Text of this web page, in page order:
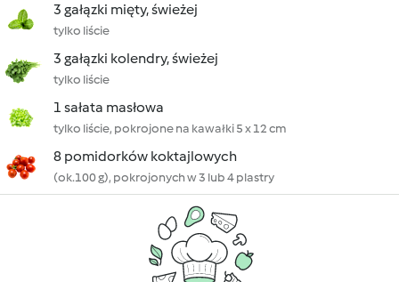
3 gałązki mięty, świeżej
tylko liście
3 gałązki kolendry, świeżej
tylko liście
1 sałata masłowa
tylko liście, pokrojone na kawałki 5 x 12 cm
8 pomidorków koktajlowych
(ok.100 g), pokrojonych w 3 lub 4 plastry